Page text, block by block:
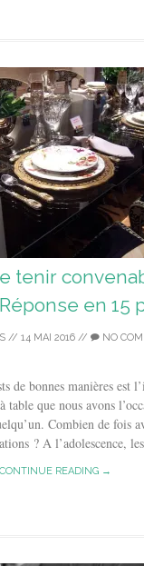
tenir
en 15
// 14 MAI 2016// NO
de bonnes manières est
table que nous avons
Combien de fois
? A l’adolescence,
CONTINUE READING →